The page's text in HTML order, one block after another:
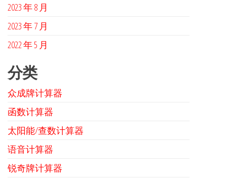
2023 年 8 月
2023 年 7 月
2022 年 5 月
分类
众成牌计算器
函数计算器
太阳能/查数计算器
语音计算器
锐奇牌计算器